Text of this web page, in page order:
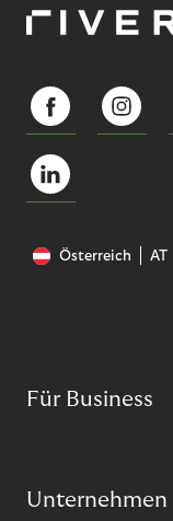
Österreich AT
Für Business
Unternehmen